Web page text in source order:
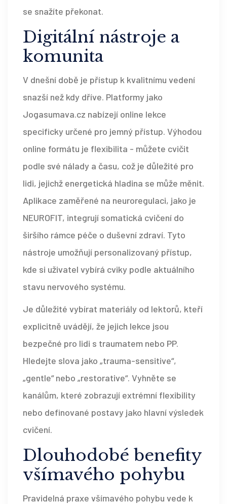
se snažíte překonat.
Digitální nástroje a
komunita
V dnešní době je přístup k kvalitnímu vedení
snazší než kdy dříve. Platformy jako
Jogasumava.cz nabízejí online lekce
specificky určené pro jemný přístup. Výhodou
online formátu je flexibilita - můžete cvičit
podle své nálady a času, což je důležité pro
lidi, jejichž energetická hladina se může měnit.
Aplikace zaměřené na neuroregulaci, jako je
NEUROFIT, integrují somatická cvičení do
širšího rámce péče o duševní zdraví. Tyto
nástroje umožňují personalizovaný přístup,
kde si uživatel vybírá cviky podle aktuálního
stavu nervového systému.
Je důležité vybírat materiály od lektorů, kteří
explicitně uvádějí, že jejich lekce jsou
bezpečné pro lidi s traumatem nebo PP.
Hledejte slova jako „trauma-sensitive“,
„gentle“ nebo „restorative“. Vyhněte se
kanálům, které zobrazují extrémní flexibility
nebo definované postavy jako hlavní výsledek
cvičení.
Dlouhodobé benefity
všímavého pohybu
Pravidelná praxe všímavého pohybu vede k